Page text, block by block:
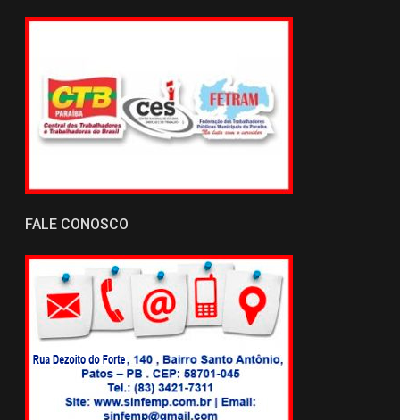
FALE CONOSCO